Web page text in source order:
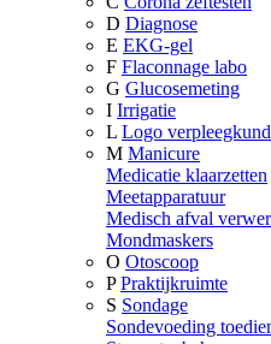
D Diagnose
E EKG-gel
F Flaconnage labo
G Glucosemeting
I Irrigatie
L Logo
M Manicure
Medicatie klaarzetten
Meetapparatuur
Medisch afval
Mondmaskers
O Otoscoop
P Praktijkruimte
S Sondage
Sondevoeding